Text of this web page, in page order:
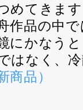
めてきま
作品の中
にかなう
はなく、
商品）